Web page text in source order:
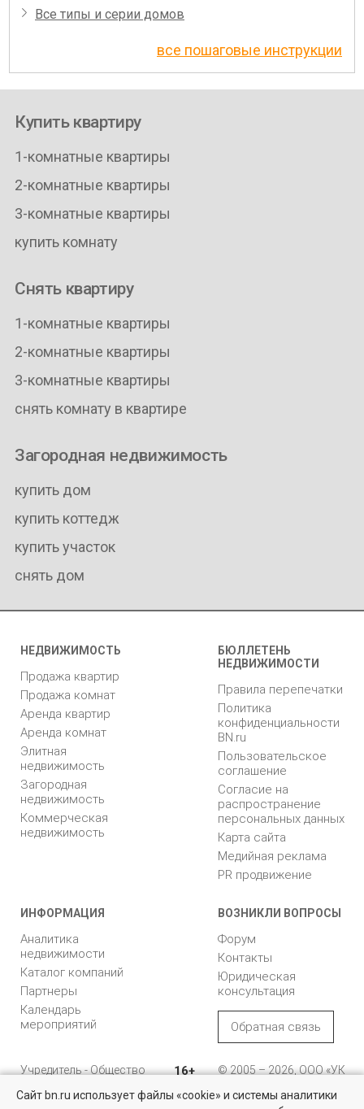
Все типы и серии домов
все пошаговые инструкции
Купить квартиру
1-комнатные квартиры
2-комнатные квартиры
3-комнатные квартиры
купить комнату
Снять квартиру
1-комнатные квартиры
2-комнатные квартиры
3-комнатные квартиры
снять комнату в квартире
Загородная недвижимость
купить дом
купить коттедж
купить участок
снять дом
НЕДВИЖИМОСТЬ
Продажа квартир
Продажа комнат
Аренда квартир
Аренда комнат
Элитная
недвижимость
Загородная
недвижимость
Коммерческая
недвижимость
БЮЛЛЕТЕНЬ
НЕДВИЖИМОСТИ
Правила перепечатки
Политика
конфиденциальности
BN.ru
Пользовательское
соглашение
Согласие на
распространение
персональных данных
Карта сайта
Медийная реклама
PR продвижение
ИНФОРМАЦИЯ
Аналитика
недвижимости
Каталог компаний
Партнеры
Календарь
мероприятий
ВОЗНИКЛИ ВОПРОСЫ
Форум
Контакты
Юридическая
консультация
Обратная связь
Учредитель - Общество
ответственностью
16+
© 2005 – 2026, ООО «УК
Сайт bn.ru использует файлы «cookie» и системы аналитики